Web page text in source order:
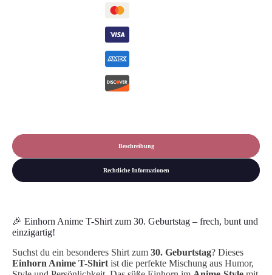
Beschreibung
Rechtliche Informationen
🎉 Einhorn Anime T-Shirt zum 30. Geburtstag – frech, bunt und
einzigartig!
Suchst du ein besonderes Shirt zum 30. Geburtstag? Dieses
Einhorn Anime T-Shirt ist die perfekte Mischung aus Humor,